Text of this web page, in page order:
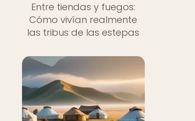
Entre tiendas y fuegos:
Cómo vivían realmente
las tribus de las estepas